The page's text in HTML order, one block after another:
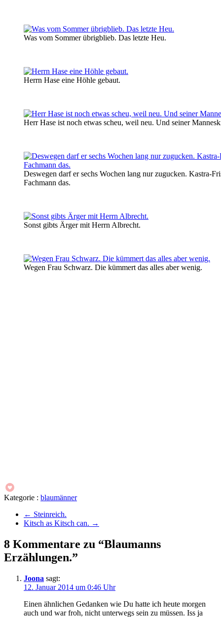
Was vom Sommer übrigblieb. Das letzte Heu.
Herrn Hase eine Höhle gebaut.
Herr Hase ist noch etwas scheu, weil neu. Und seiner
Deswegen darf er sechs Wochen lang nur zugucken. Kastra-
Fachmann das.
Sonst gibts Ärger mit Herrn Albrecht.
Wegen Frau Schwarz. Die kümmert das alles aber wenig.
Kategorie : blaumänner
← Steinreich.
Kitsch as Kitsch can. →
8 Kommentare zu “Blaumanns
Erzählungen.”
Joona sagt:
12. Januar 2014 um 0:46 Uhr
Einen ähnlichen Gedanken wie Du hatte ich heute morgen
auch und war froh, nicht unterwegs sein zu müssen. Iss ja